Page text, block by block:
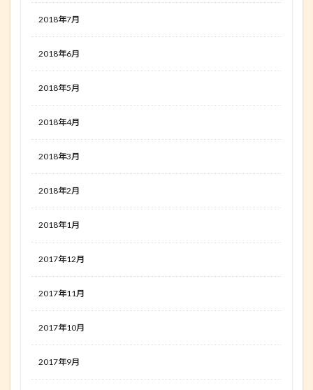
2018年7月
2018年6月
2018年5月
2018年4月
2018年3月
2018年2月
2018年1月
2017年12月
2017年11月
2017年10月
2017年9月